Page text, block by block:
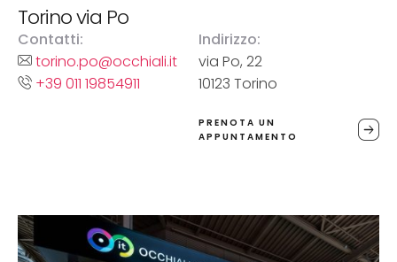
Torino via Po
Indirizzo:
via Po, 22
10123 Torino
PRENOTA UN
APPUNTAMENTO
Contatti:
torino.po@occhiali.it
+39 011 19854911